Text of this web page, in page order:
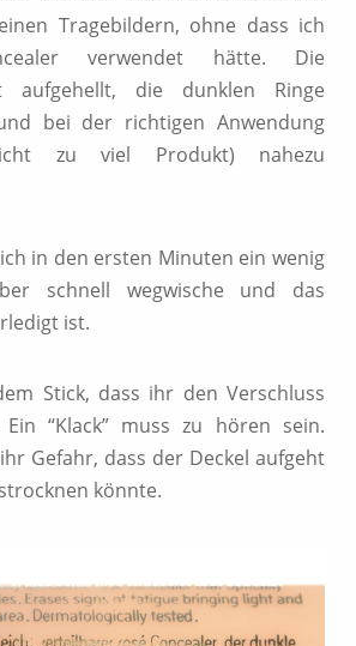
Tragebildern, ohne dass ich
verwendet hätte. Die
aufgehellt, die dunklen Ringe
bei der richtigen Anwendung
zu viel Produkt) nahezu
in den ersten Minuten ein wenig
schnell wegwische und das
ist.
Stick, dass ihr den Verschluss
“Klack” muss zu hören sein.
Gefahr, dass der Deckel aufgeht
könnte.